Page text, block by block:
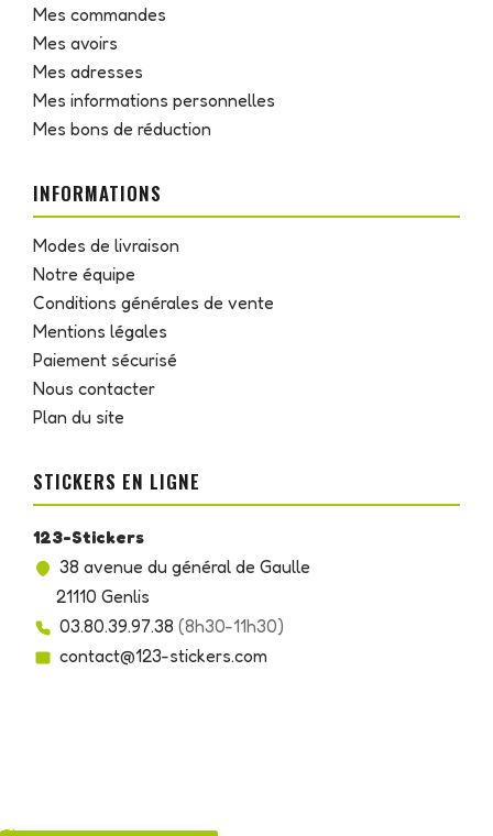
Mes commandes
Mes avoirs
Mes adresses
Mes informations personnelles
Mes bons de réduction
INFORMATIONS
Modes de livraison
Notre équipe
Conditions générales de vente
Mentions légales
Paiement sécurisé
Nous contacter
Plan du site
STICKERS EN LIGNE
123-Stickers
38 avenue du général de Gaulle
21110 Genlis
03.80.39.97.38 (8h30-11h30)
contact@123-stickers.com